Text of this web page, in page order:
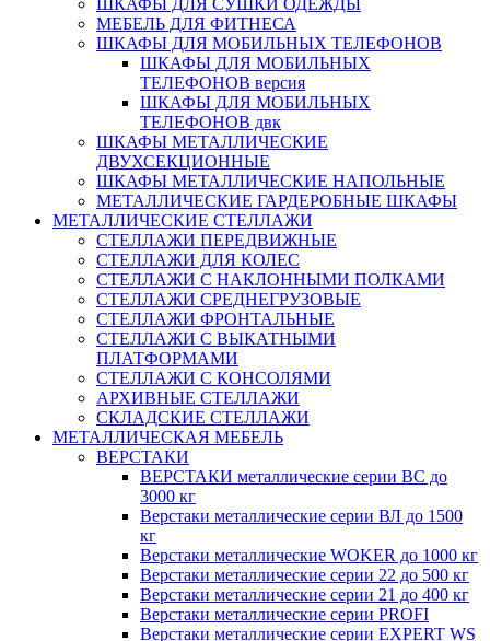
МЕБЕЛЬ ДЛЯ ФИТНЕСА
ШКАФЫ ДЛЯ МОБИЛЬНЫХ ТЕЛЕФОНОВ
ШКАФЫ ДЛЯ МОБИЛЬНЫХ
ТЕЛЕФОНОВ версия
ШКАФЫ ДЛЯ МОБИЛЬНЫХ
ТЕЛЕФОНОВ двк
ШКАФЫ МЕТАЛЛИЧЕСКИЕ
ДВУХСЕКЦИОННЫЕ
ШКАФЫ МЕТАЛЛИЧЕСКИЕ НАПОЛЬНЫЕ
МЕТАЛЛИЧЕСКИЕ ГАРДЕРОБНЫЕ ШКАФЫ
МЕТАЛЛИЧЕСКИЕ СТЕЛЛАЖИ
СТЕЛЛАЖИ ПЕРЕДВИЖНЫЕ
СТЕЛЛАЖИ ДЛЯ КОЛЕС
СТЕЛЛАЖИ С НАКЛОННЫМИ ПОЛКАМИ
СТЕЛЛАЖИ СРЕДНЕГРУЗОВЫЕ
СТЕЛЛАЖИ ФРОНТАЛЬНЫЕ
СТЕЛЛАЖИ С ВЫКАТНЫМИ
ПЛАТФОРМАМИ
СТЕЛЛАЖИ С КОНСОЛЯМИ
АРХИВНЫЕ СТЕЛЛАЖИ
СКЛАДСКИЕ СТЕЛЛАЖИ
МЕТАЛЛИЧЕСКАЯ МЕБЕЛЬ
ВЕРСТАКИ
ВЕРСТАКИ металлические серии ВС до
3000 кг
Верстаки металлические серии ВЛ до 1500
кг
Верстаки металлические WOKER до 1000 кг
Верстаки металлические серии 22 до 500 кг
Верстаки металлические серии 21 до 400 кг
Верстаки металлические серии PROFI
Верстаки металлические серии EXPERT WS